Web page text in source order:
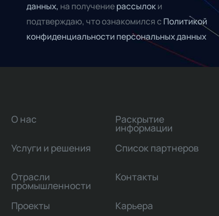
данных, на получениерассылоки
подтверждаю, что ознакомился с Политикой
конфиденциальности персональных данных
О нас
Услуги и решения
Отрасли
промышленности
Проекты
Раскрытие
информации
Список партнеров
Контакты
Карьера